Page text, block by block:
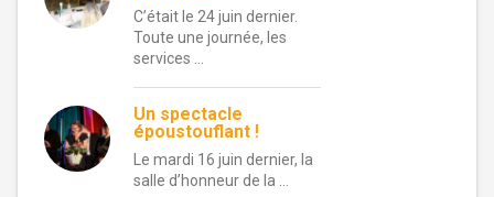
C’était le 24 juin dernier.
Toute une journée, les
services …
Un spectacle
époustouflant !
Le mardi 16 juin dernier, la
salle d’honneur de la …